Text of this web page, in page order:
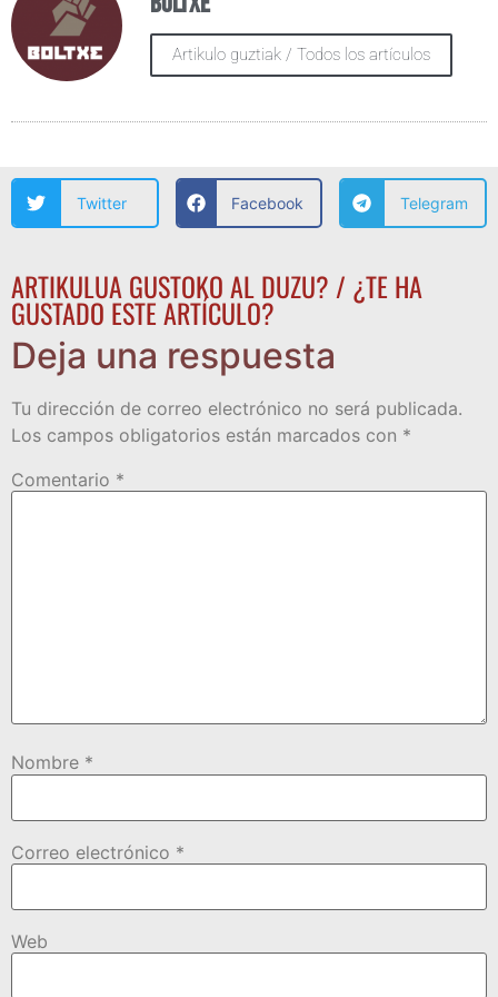
Artikulo guztiak / Todos los artículos
Twitter Facebook Telegram
ARTIKULUA GUSTOKO AL DUZU? / ¿TE HA
GUSTADO ESTE ARTÍCULO?
Deja una respuesta
Tu dirección de correo electrónico no será publicada.
Los campos obligatorios están marcados con *
Comentario *
Nombre *
Correo electrónico *
Web